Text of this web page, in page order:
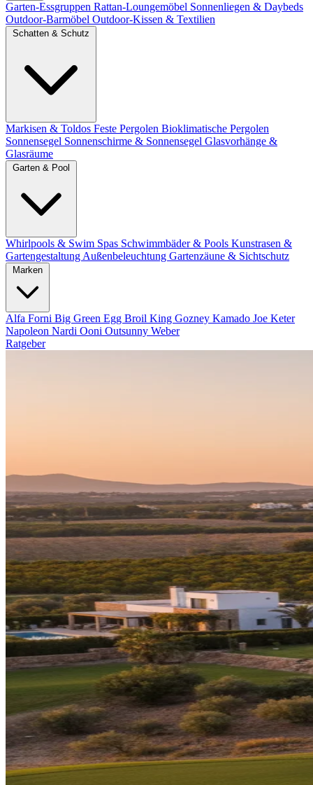
Garten-Essgruppen Rattan-Loungemöbel Sonnenliegen & Daybeds
Outdoor-Barmöbel Outdoor-Kissen & Textilien
Markisen & Toldos Feste Pergolen Bioklimatische Pergolen
Sonnensegel Sonnenschirme & Sonnensegel Glasvorhänge &
Glasräume
Whirlpools & Swim Spas Schwimmbäder & Pools Kunstrasen &
Gartengestaltung Außenbeleuchtung Gartenzäune & Sichtschutz
Alfa Forni Big Green Egg Broil King Gozney Kamado Joe Keter
Napoleon Nardi Ooni Outsunny Weber
Ratgeber